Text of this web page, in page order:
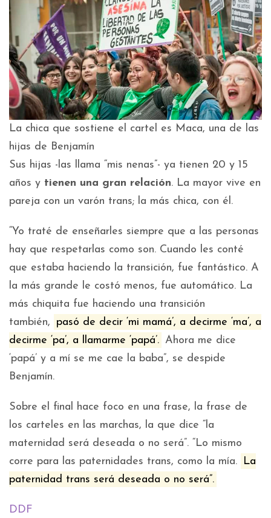
La chica que sostiene el cartel es Maca, una de las
hijas de Benjamín
Sus hijas -las llama “mis nenas”- ya tienen 20 y 15
años y tienen una gran relación. La mayor vive en
pareja con un varón trans; la más chica, con él.
“Yo traté de enseñarles siempre que a las personas
hay que respetarlas como son. Cuando les conté
que estaba haciendo la transición, fue fantástico. A
la más grande le costó menos, fue automático. La
más chiquita fue haciendo una transición
también,
pasó de decir ‘mi mamá’, a decirme ‘ma’, a
decirme ‘pa’, a llamarme ‘papá’. Ahora me dice
‘papá’ y a mí se me cae la baba”, se despide
Benjamín.
Sobre el final hace foco en una frase, la frase de
los carteles en las marchas, la que dice “la
maternidad será deseada o no será”. “Lo mismo
corre para las paternidades trans, como la mía.
La
paternidad trans será deseada o no será”.
DDF